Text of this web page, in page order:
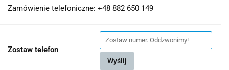
Zamówienie telefoniczne: +48 882 650 149
Zostaw telefon
Wyślij